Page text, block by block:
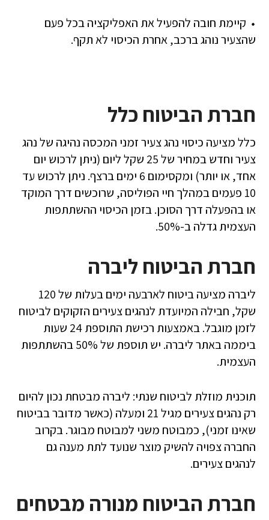
קיימת חובה להפעיל את האפליקציה בכל פעם
שהצעיר נוהג ברכב, אחרת הכיסוי לא תקף.
חברת הביטוח כלל
כלל מציעה כיסוי נהג צעיר זמני המכסה נהיגה של נהג
צעיר וחדש במחיר של 25 שקל ליום (ניתן לרכוש יום
אחד, או יותר) ומקסימום 6 ימים ברצף. ניתן לרכוש עד
10 פעמים במהלך חיי הפוליסה, שרוכשים דרך המוקד
או בהפעלה דרך הסוכן. בזמן הכיסוי ההשתתפות
העצמית גדלה ב-50%.
חברת הביטוח ליברה
ליברה מציעה ביטוח לארבעה ימים בעלות של 120
שקל, חבילה המיועדת לנהגים צעירים הזקוקים לביטוח
לזמן מוגבל. באמצעות רכישת התוספת 24 שעות
ביממה באתר ליברה. יש תוספת של 50% בהשתתפות
העצמית.
תוכנית מוזלת לביטוח שנתי: ליברה מבטחת נכון להיום
רק נהגים צעירים מגיל 21 ומעלה (כאשר מדובר בביטוח
שאינו זמני), כמבוטח משני למבוטח מבוגר. בקרוב
החברה צפויה להשיק מוצר שנועד לתת מענה גם
לנהגים צעירים.
חברת הביטוח מנורה מבטחים